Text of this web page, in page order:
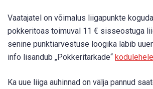
Vaatajatel on võimalus liigapunkte
pokkeritoas toimuval 11 € sisseostuga
senine punktiarvestuse loogika läbib
info lisandub „Pokkeritarkade“ kodulehele
Ka uue liiga auhinnad on välja pannud